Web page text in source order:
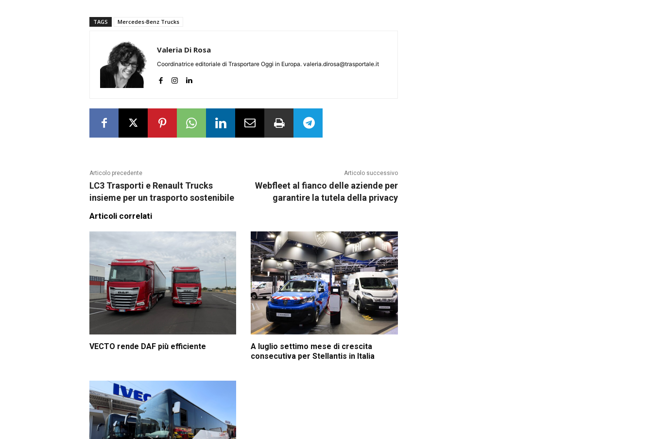
TAGS Mercedes-Benz Trucks
Valeria Di Rosa
Coordinatrice editoriale di Trasportare Oggi in Europa. valeria.dirosa@trasportale.it
Articolo precedente
LC3 Trasporti e Renault Trucks
insieme per un trasporto sostenibile
Articolo successivo
Webfleet al fianco delle aziende per
garantire la tutela della privacy
Articoli correlati
VECTO rende DAF più efficiente
A luglio settimo mese di crescita
consecutiva per Stellantis in Italia